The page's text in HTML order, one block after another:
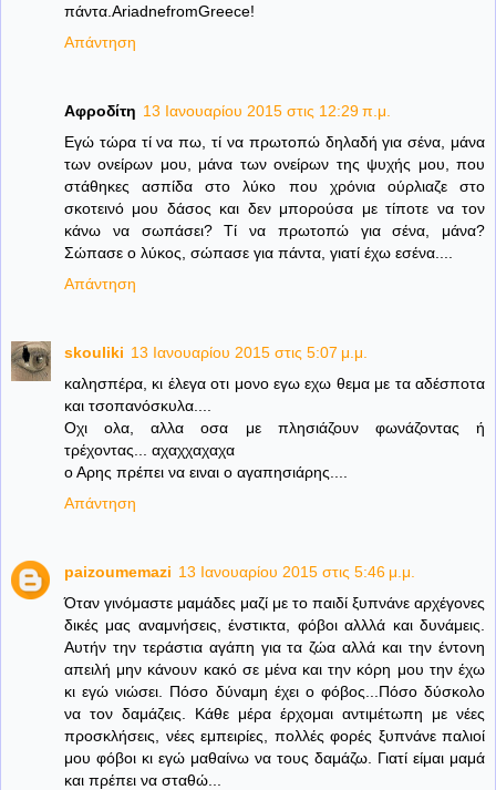
πάντα.AriadnefromGreece!
Απάντηση
Αφροδίτη 13 Ιανουαρίου 2015 στις 12:29 π.μ.
Εγώ τώρα τί να πω, τί να πρωτοπώ δηλαδή για σένα, μάνα
των ονείρων μου, μάνα των ονείρων της ψυχής μου, που
στάθηκες ασπίδα στο λύκο που χρόνια ούρλιαζε στο
σκοτεινό μου δάσος και δεν μπορούσα με τίποτε να τον
κάνω να σωπάσει? Τί να πρωτοπώ για σένα, μάνα?
Σώπασε ο λύκος, σώπασε για πάντα, γιατί έχω εσένα....
Απάντηση
skouliki 13 Ιανουαρίου 2015 στις 5:07 μ.μ.
καλησπέρα, κι έλεγα οτι μονο εγω εχω θεμα με τα αδέσποτα
και τσοπανόσκυλα....
Οχι ολα, αλλα οσα με πλησιάζουν φωνάζοντας ή
τρέχοντας... αχαχχαχαχα
ο Αρης πρέπει να ειναι ο αγαπησιάρης....
Απάντηση
paizoumemazi 13 Ιανουαρίου 2015 στις 5:46 μ.μ.
Όταν γινόμαστε μαμάδες μαζί με το παιδί ξυπνάνε αρχέγονες
δικές μας αναμνήσεις, ένστικτα, φόβοι αλλλά και δυνάμεις.
Αυτήν την τεράστια αγάπη για τα ζώα αλλά και την έντονη
απειλή μην κάνουν κακό σε μένα και την κόρη μου την έχω
κι εγώ νιώσει. Πόσο δύναμη έχει ο φόβος...Πόσο δύσκολο
να τον δαμάζεις. Κάθε μέρα έρχομαι αντιμέτωπη με νέες
προσκλήσεις, νέες εμπειρίες, πολλές φορές ξυπνάνε παλιοί
μου φόβοι κι εγώ μαθαίνω να τους δαμάζω. Γιατί είμαι μαμά
και πρέπει να σταθώ...